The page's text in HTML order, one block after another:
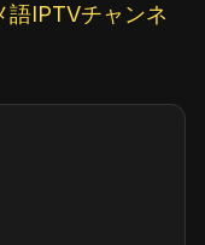
語IPTVチャンネ